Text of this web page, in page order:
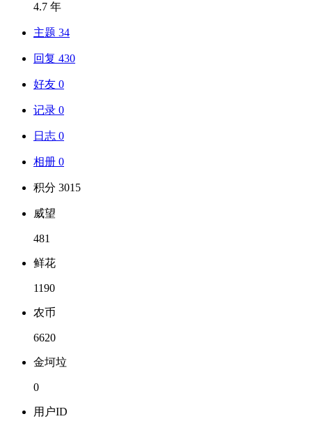
4.7 年
主题 34
回复 430
好友 0
记录 0
日志 0
相册 0
积分 3015
威望
481
鲜花
1190
农币
6620
金坷垃
0
用户ID